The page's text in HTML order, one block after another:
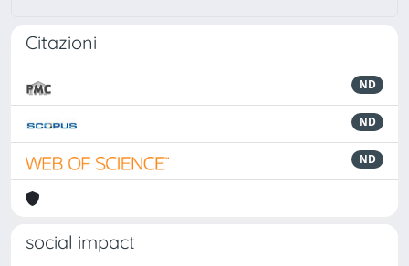
Citazioni
ND
ND
ND
social impact